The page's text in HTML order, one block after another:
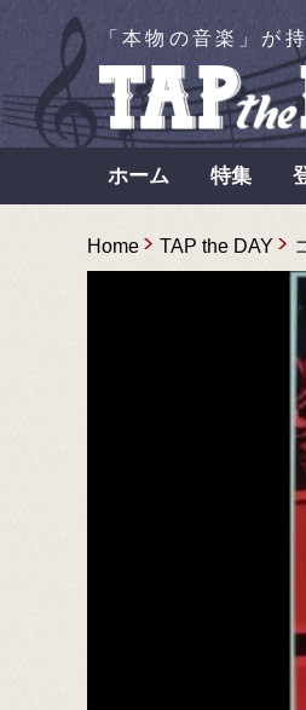
「本物の音楽」が
ホーム 特集
Home TAP the DAY